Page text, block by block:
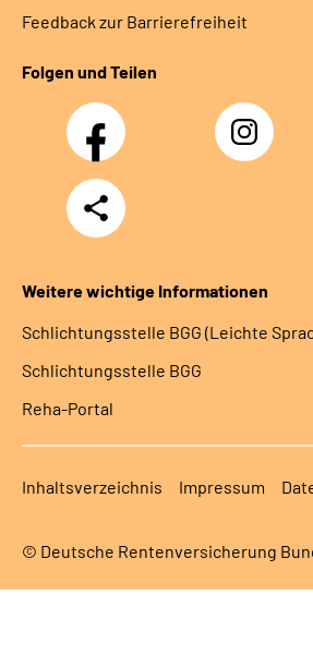
Feedback zur Barrierefreiheit
Folgen und Teilen
Facebook Instagram
Teilen
Weitere wichtige Informationen
Schlich­tungs­stel­le BGG (Leichte
Schlich­tungs­stel­le BGG
Reha-Portal
Inhaltsverzeichnis Impressum
© Deutsche Rentenversicherung